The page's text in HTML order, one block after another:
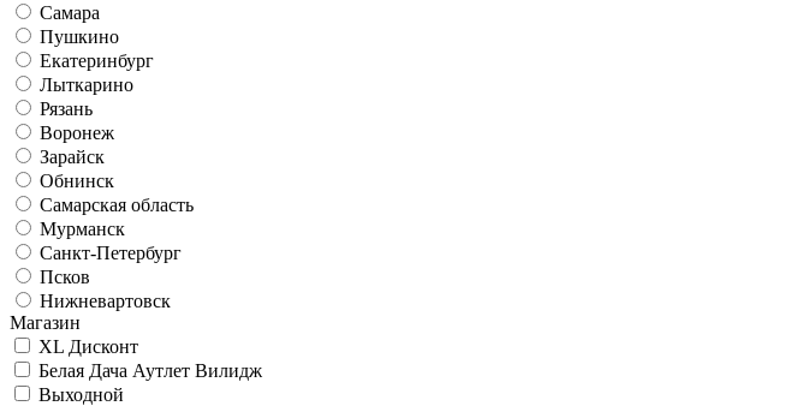
Самара
Пушкино
Екатеринбург
Лыткарино
Рязань
Воронеж
Зарайск
Обнинск
Самарская область
Мурманск
Санкт-Петербург
Псков
Нижневартовск
Магазин
XL Дисконт
Белая Дача Аутлет Вилидж
Выходной